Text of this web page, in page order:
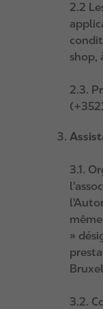
2.2
shop,
2.3.
3.1.
»
3.2.